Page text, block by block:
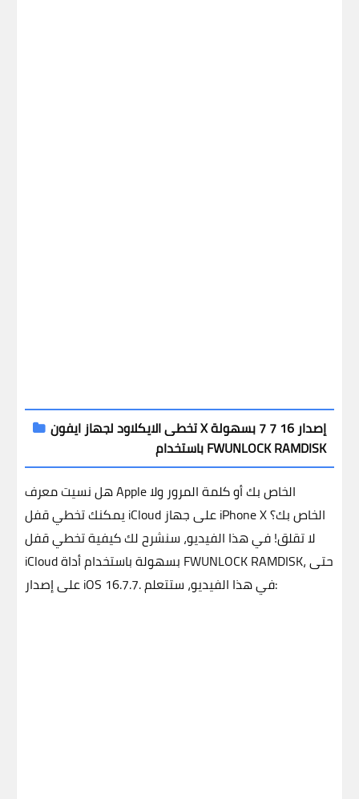
تخطي الايكلاود لجهاز ايفون X إصدار 16 7 7 بسهولة
باستخدام FWUNLOCK RAMDISK
هل نسيت معرف Apple الخاص بك أو كلمة المرور ولا
يمكنك تخطي قفل iCloud على جهاز iPhone X الخاص بك؟
لا تقلق! في هذا الفيديو، سنشرح لك كيفية تخطي قفل
iCloud بسهولة باستخدام أداة FWUNLOCK RAMDISK، حتى
على إصدار iOS 16.7.7.
في هذا الفيديو، ستتعلم: